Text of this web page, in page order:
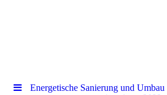
Energetische Sanierung und